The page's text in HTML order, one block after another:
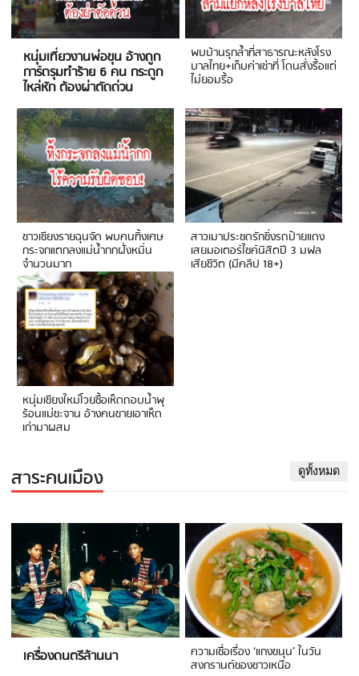
หนุ่มเที่ยวงานพ่อขุน อ้างถูก
การ์ดรุมทำร้าย 6 คน กระดูก
ไหล่หัก ต้องผ่าตัดด่วน
พบบ้านรุกล้ำที่สาธารณะหลังโรง
บาลไทย+เก็บค่าเช่าที่ โดนสั่งรื้อแต่
ไม่ยอมรื้อ
ชาวเชียงรายฉุนจัด พบคนทิ้งเศษ
กระจกแตกลงแม่น้ำกกฝั่งหมิ่น
จำนวนมาก
สาวเมาประชดรักซิ่งรถป้ายแดง
เสยมอเตอร์ไซค์นิสิตปี 3 มฟล
เสียชีวิต (มีคลิป 18+)
หนุ่มเชียงใหม่โวยซื้อเห็ดถอบน้ำพุ
ร้อนแม่ขะจาน อ้างคนขายเอาเห็ด
เก่ามาผสม
สาระคนเมือง ดูทั้งหมด
เครื่องดนตรีล้านนา ความเชื่อเรื่อง ‘แกงขนุน’ ในวัน
สงกรานต์ของชาวเหนือ